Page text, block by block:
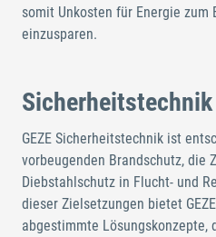
somit Unkosten für Energie zum
einzusparen.
Sicherheitstechnik
GEZE Sicherheitstechnik ist
vorbeugenden Brandschutz, die
Diebstahlschutz in Flucht- und
dieser Zielsetzungen bietet
abgestimmte Lösungskonzepte,